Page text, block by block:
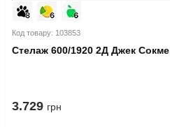
Код товару: 103853
Стелаж 600/1920 2Д Джек Сокме
3.729 грн